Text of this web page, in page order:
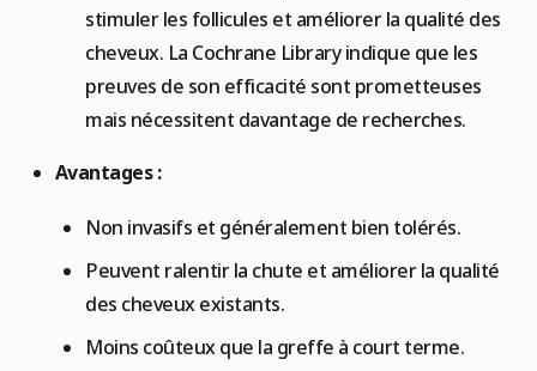
stimuler les follicules et améliorer la qualité des
cheveux. La Cochrane Library indique que les
preuves de son efficacité sont prometteuses
mais nécessitent davantage de recherches.
Avantages :
Non invasifs et généralement bien tolérés.
Peuvent ralentir la chute et améliorer la qualité
des cheveux existants.
Moins coûteux que la greffe à court terme.